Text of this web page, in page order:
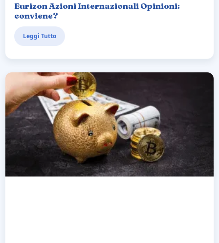
Eurizon Azioni Internazionali Opinioni:
conviene?
Leggi Tutto